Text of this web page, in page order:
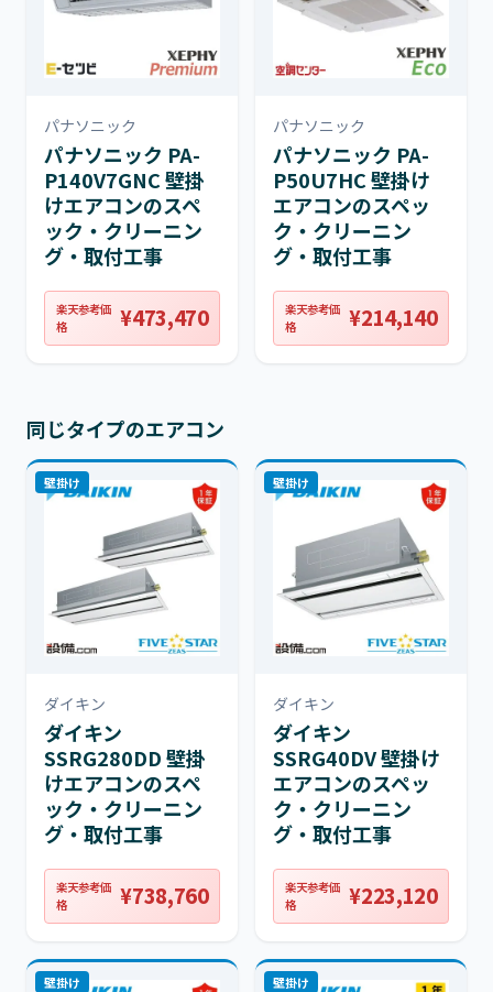
パナソニック
パナソニック PA-
P140V7GNC 壁掛
けエアコンのスペ
ック・クリーニン
グ・取付工事
楽天参考価
格
¥473,470
パナソニック
パナソニック PA-
P50U7HC 壁掛け
エアコンのスペッ
ク・クリーニン
グ・取付工事
楽天参考価
格
¥214,140
同じタイプのエアコン
壁掛け
ダイキン
ダイキン
SSRG280DD 壁掛
けエアコンのスペ
ック・クリーニン
グ・取付工事
楽天参考価
格
¥738,760
壁掛け
ダイキン
ダイキン
SSRG40DV 壁掛け
エアコンのスペッ
ク・クリーニン
グ・取付工事
楽天参考価
格
¥223,120
壁掛け 壁掛け